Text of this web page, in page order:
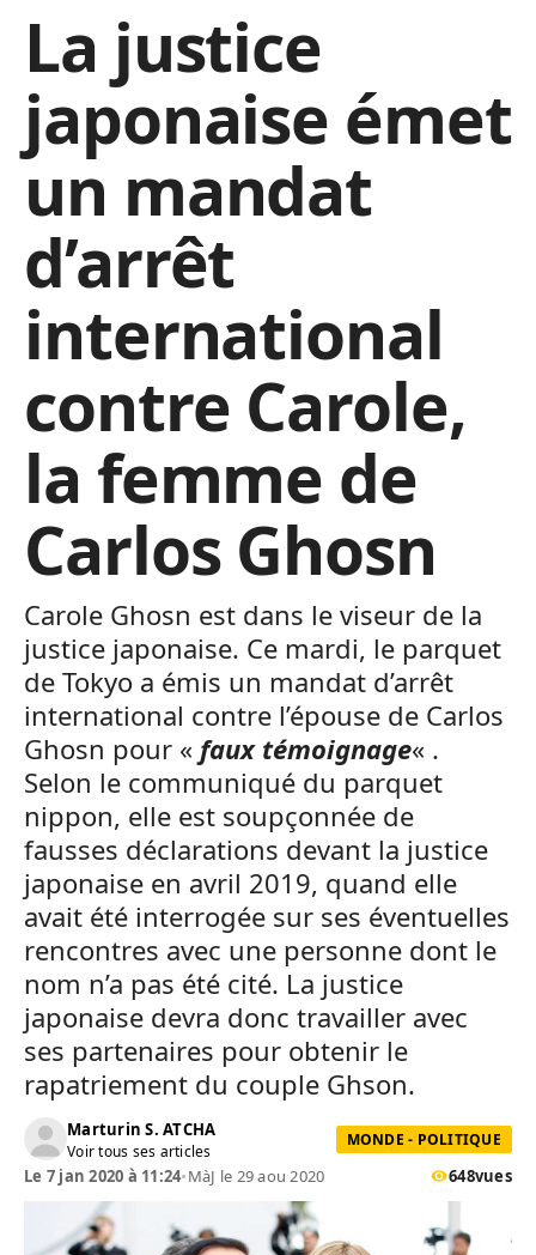
La justice
japonaise émet
un mandat
d’arrêt
international
contre Carole,
la femme de
Carlos Ghosn
Carole Ghosn est dans le viseur de la
justice japonaise. Ce mardi, le parquet
de Tokyo a émis un mandat d’arrêt
international contre l’épouse de Carlos
Ghosn pour « faux témoignage« .
Selon le communiqué du parquet
nippon, elle est soupçonnée de
fausses déclarations devant la justice
japonaise en avril 2019, quand elle
avait été interrogée sur ses éventuelles
rencontres avec une personne dont le
nom n’a pas été cité. La justice
japonaise devra donc travailler avec
ses partenaires pour obtenir le
rapatriement du couple Ghson.
Marturin S. ATCHA
Voir tous ses articles
MONDE - POLITIQUE
Le 7 jan 2020 à 11:24•MàJ le 29 aou 2020 648vues